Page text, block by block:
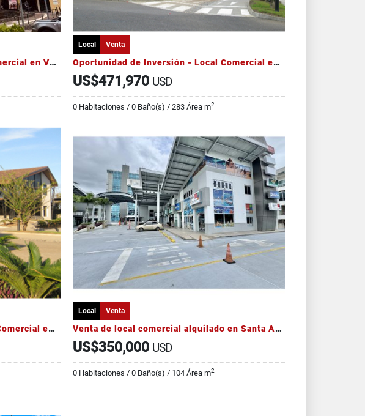
Oportunidad de negocio Local Comercial en Venta
Local Venta
Oportunidad de Inversión - Local Comercial en Plaza Futura, Liberia
US$471,970 USD
0 Habitaciones / 0 Baño(s) / 283 Área m2
Oportunidad de Inversión - Local Comercial en Plaza Futura, Liberia
Local Venta
Venta de local comercial alquilado en Santa Ana buena rentabilidad
US$350,000 USD
0 Habitaciones / 0 Baño(s) / 104 Área m2